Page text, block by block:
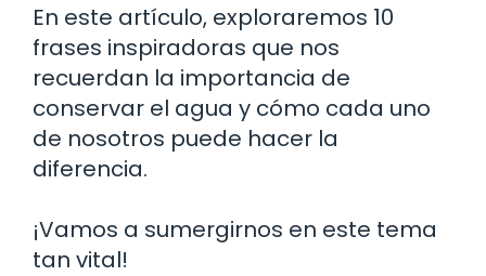
En este artículo, exploraremos 10
frases inspiradoras que nos
recuerdan la importancia de
conservar el agua y cómo cada uno
de nosotros puede hacer la
diferencia.
¡Vamos a sumergirnos en este tema
tan vital!